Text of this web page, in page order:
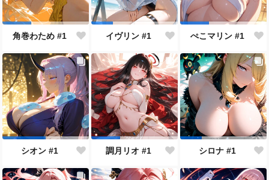
角巻わため #1 イヴリン #1 ぺこマリン #1
シオン #1 調月リオ #1 シロナ #1